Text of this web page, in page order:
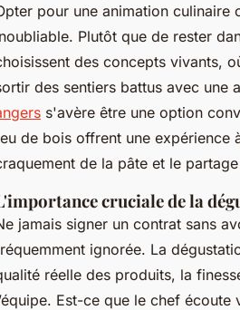
pour une animation
Plutôt que de rester
des concepts vivants,
des sentiers battus avec une
s'avère être une option
de bois offrent une expérience
de la pâte et le
cruciale de la
jamais signer un contrat sans
ignorée. La
réelle des produits, la
Est-ce que le chef